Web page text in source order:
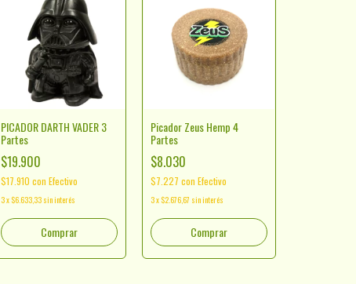
PICADOR DARTH VADER 3
Partes
$19.900
$17.910con Efectivo
3x $6.633,33 sin interés
Picador Zeus Hemp 4
Partes
$8.030
$7.227con Efectivo
3x $2.676,67 sin interés